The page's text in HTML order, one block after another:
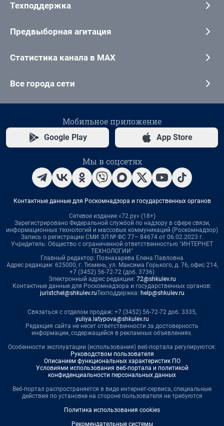
Техподдержка
Предвыборная агитация
Статистика канала в MAX
Все города сети
Мобильное приложение
Google Play App Store
Мы в соцсетях
Контактные данные для Роскомнадзора и государственных органов
Сетевое издание «72.ру» (18+)
Зарегистрировано Федеральной службой по надзору в сфере связи,
информационных технологий и массовых коммуникаций (Роскомнадзор)
Запись о регистрации СМИ ЭЛ № ФС 77– 84674 от 06.02.2023 г.
Учредитель: Общество с ограниченной ответственностью "ИНТЕРНЕТ
ТЕХНОЛОГИИ"
Главный редактор: Познахарева Елена Павловна
Адрес редакции: 625000, г. Тюмень, ул. Максима Горького, д. 76, офис 214,
+7 (3452) 56-72-72 (доб. 3736)
Электронный адрес редакции: 72@shkulev.ru
Контактные данные для Роскомнадзора и государственных органов:
juristchel@shkulev.ruТехподдержка: help@shkulev.ru
Связаться с отделом продаж: +7 (3452) 56-72-72 доб. 3335,
yuliya.latypova@shkulev.ru
Редакция сайта не несет ответственности за достоверность
информации, содержащейся в рекламных объявлениях.
Особенности эксплуатации (использования) веб-портала регулируются:
Руководством пользователя
Описанием функциональных характеристик ПО
Условиями использования веб-портала и политикой
конфиденциальности персональных данных
Веб-портал распространяется в виде интернет-сервиса, специальные
действия по установке на стороне пользователя не требуются
Политика использования cookies
Рекомендательные системы